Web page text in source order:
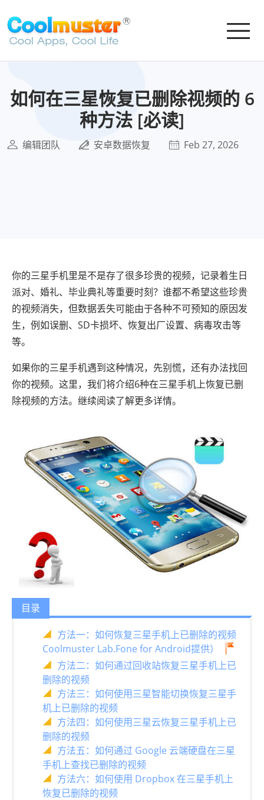
如何在三星恢复已删除视频的 6
种方法 [必读]
编辑团队 安卓数据恢复 Feb 27, 2026
你的三星手机里是不是存了很多珍贵的视频，记录着生日
派对、婚礼、毕业典礼等重要时刻？谁都不希望这些珍贵
的视频消失，但数据丢失可能由于各种不可预知的原因发
生，例如误删、SD卡损坏、恢复出厂设置、病毒攻击等
等。
如果你的三星手机遇到这种情况，先别慌，还有办法找回
你的视频。这里，我们将介绍6种在三星手机上恢复已删
除视频的方法。继续阅读了解更多详情。
目录
方法一：如何恢复三星手机上已删除的视频
Coolmuster Lab.Fone for Android提供）
方法二：如何通过回收站恢复三星手机上已
删除的视频
方法三：如何使用三星智能切换恢复三星手
机上已删除的视频
方法四：如何使用三星云恢复三星手机上已
删除的视频
方法五：如何通过 Google 云端硬盘在三星
手机上查找已删除的视频
方法六：如何使用 Dropbox 在三星手机上
恢复已删除的视频